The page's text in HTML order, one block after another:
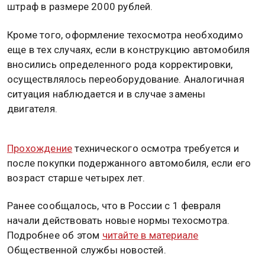
штраф в размере 2000 рублей.
Кроме того, оформление техосмотра необходимо
еще в тех случаях, если в конструкцию автомобиля
вносились определенного рода корректировки,
осуществлялось переоборудование. Аналогичная
ситуация наблюдается и в случае замены
двигателя.
Прохождение технического осмотра требуется и
после покупки подержанного автомобиля, если его
возраст старше четырех лет.
Ранее сообщалось, что в России с 1 февраля
начали действовать новые нормы техосмотра.
Подробнее об этом читайте в материале
Общественной службы новостей.